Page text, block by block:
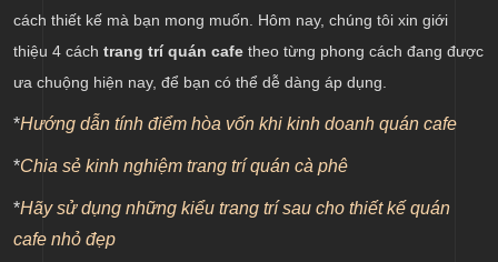
cách thiết kế mà bạn mong muốn. Hôm nay, chúng tôi xin giới
thiệu 4 cách trang trí quán cafe theo từng phong cách đang được
ưa chuộng hiện nay, để bạn có thể dễ dàng áp dụng.
*Hướng dẫn tính điểm hòa vốn khi kinh doanh quán cafe
*Chia sẻ kinh nghiệm trang trí quán cà phê
*Hãy sử dụng những kiểu trang trí sau cho thiết kế quán
cafe nhỏ đẹp